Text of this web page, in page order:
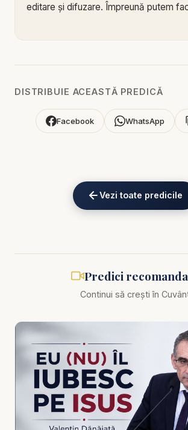
editare și difuzare. Împreună putem
🌐 Sau pe:https://BIBLIAZILNICA.RO
Alătură-te acestui canal pentru a primi
Biblia zilnică: Ascultă Biblia într-un an pe
pe Hristos - Puterea CREDINȚEI -
A-L urma pe Hristos nu înseamnă doar
învățăturile Lui, a vorbi frumos despre
a păstra o identitate creștină la nivel
L urma pe Hristos înseamnă să Îi
DISTRIBUIE ACEASTĂ PREDICĂ
Facebook WhatsApp
Vezi toate predicile
Predici
Continui să crești în